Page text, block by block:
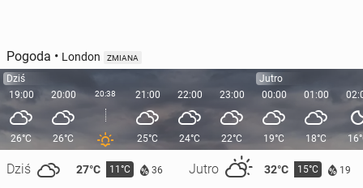
Pogoda • London ZMIANA
Dziś
19:00
26°C
Dziś 27°C 11°C 36 Jutro 32°C 15°C 19
20:00
26°C
20:38 21:00
25°C
22:00
24°C
23:00
22°C
Jutro
00:00
19°C
01:00
18°C